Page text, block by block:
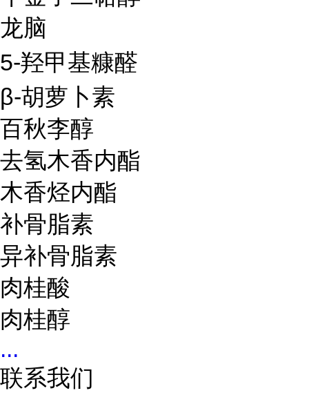
龙脑
5-羟甲基糠醛
β-胡萝卜素
百秋李醇
去氢木香内酯
木香烃内酯
补骨脂素
异补骨脂素
肉桂酸
肉桂醇
...
联系我们